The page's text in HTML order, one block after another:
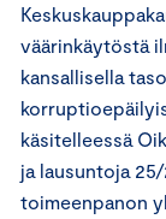
väärinkäytöstä
kansallisella
käsitelleessä
ja lausuntoja
toimeenpanon